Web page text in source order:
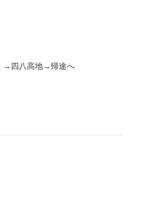
→四八高地→帰途へ